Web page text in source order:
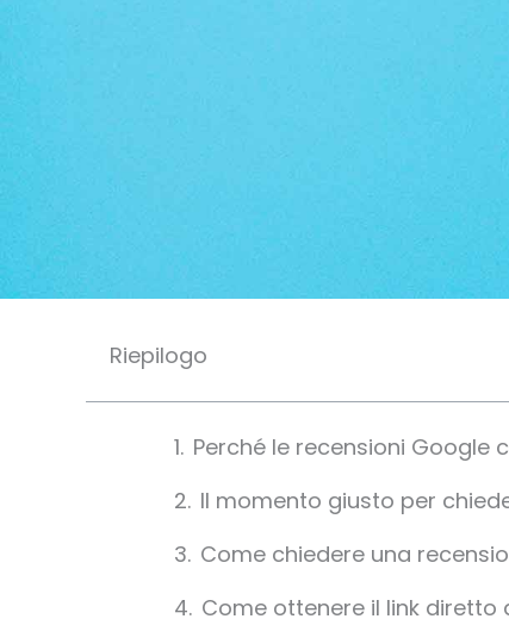
Riepilogo
Perché le recensioni Google
Il momento giusto per
Come chiedere una
Come ottenere il link diretto